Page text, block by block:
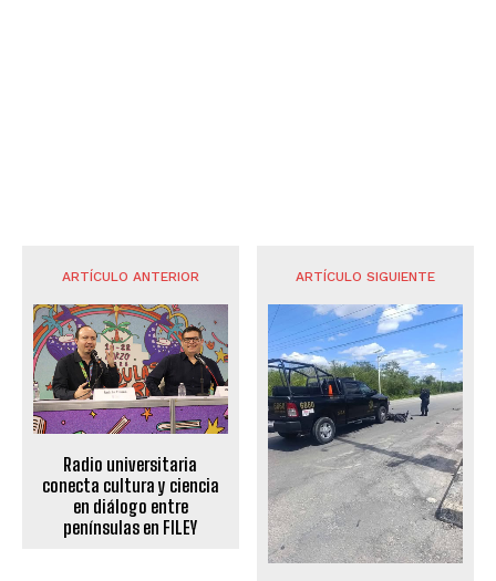
ARTÍCULO ANTERIOR
Radio universitaria
conecta cultura y ciencia
en diálogo entre
penínsulas en FILEY
ARTÍCULO SIGUIENTE